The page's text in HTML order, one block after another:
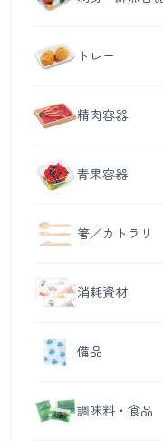
トレー
精肉容器
青果容器
箸／カトラリ
消耗資材
備品
調味料・食品